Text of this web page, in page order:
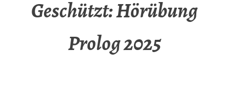
Geschützt: Hörübung
Prolog 2025